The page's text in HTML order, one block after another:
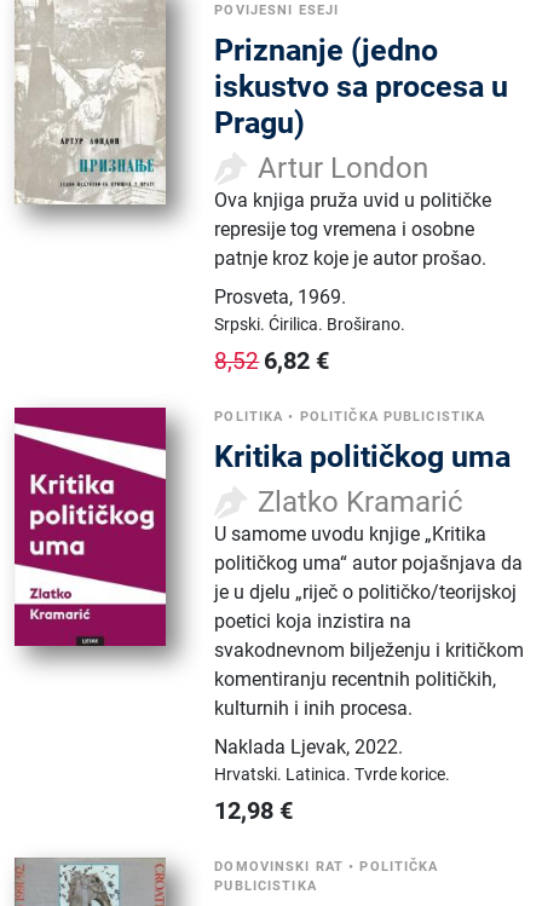
POVIJESNI ESEJI
Priznanje (jedno
iskustvo sa procesa u
Pragu)
Artur London
Ova knjiga pruža uvid u političke
represije tog vremena i osobne
patnje kroz koje je autor prošao.
Prosveta, 1969.
Srpski.Ćirilica. Broširano.
8,52 6,82 €
POLITIKA • POLITIČKA PUBLICISTIKA
Kritika političkog uma
Zlatko Kramarić
U samome uvodu knjige „Kritika
političkog uma“ autor pojašnjava da
je u djelu „riječ o političko/teorijskoj
poetici koja inzistira na
svakodnevnom bilježenju i kritičkom
komentiranju recentnih političkih,
kulturnih i inih procesa.
Naklada Ljevak,2022.
Hrvatski. Latinica.Tvrde korice.
12,98 €
DOMOVINSKI RAT •POLITIČKA
PUBLICISTIKA